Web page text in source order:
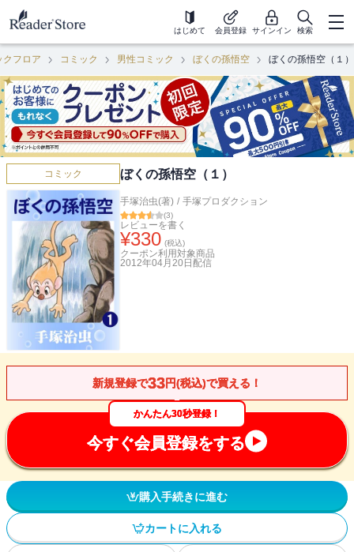
はじめて 会員登録 サインイン 検索
クフロア コミック 男性コミック ぼくの孫悟空 ぼくの孫悟空（１）
コミック ぼくの孫悟空（１）
手塚治虫(著) / 手塚プロダクション
(3)
レビューを書く
¥330 (税込)
クーポン利用対象商品
2012年04月20日 配信
新規登録で33円(税込)で買える！
かんたん30秒登録！
今すぐ会員登録をする
購入手続きに進む
カートに入れる